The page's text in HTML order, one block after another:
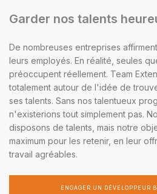
Garder nos talents
De nombreuses entreprises
leurs employés. En réalité, seules
préoccupent réellement. Team
totalement autour de l'idée de
ses talents. Sans nos talentueux
n'existerions tout simplement pas.
disposons de talents, mais notre
maximum pour les retenir, en leur
travail agréables.
ENGAGER UN DÉVELOPPEUR